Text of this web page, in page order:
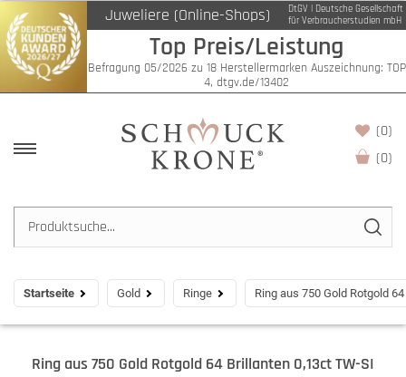
Juweliere (Online-Shops)
DtGV | Deutsche Gesellschaft
für Verbraucherstudien mbH
Top Preis/Leistung
Befragung 05/2026 zu 18 Herstellermarken Auszeichnung: TOP
4, dtgv.de/13402
(0)
(0)
Startseite Gold Ringe Ring aus 750 Gold Rotgold
Ring aus 750 Gold Rotgold 64 Brillanten 0,13ct TW-SI